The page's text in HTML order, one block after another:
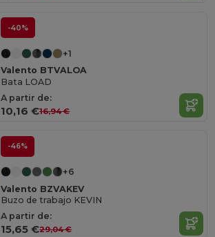
-40%
+1
Valento BTVALOA
Bata LOAD
A partir de:
10,16 €16,94 €
-46%
+6
Valento BZVAKEV
Buzo de trabajo KEVIN
A partir de:
15,65 €29,04 €